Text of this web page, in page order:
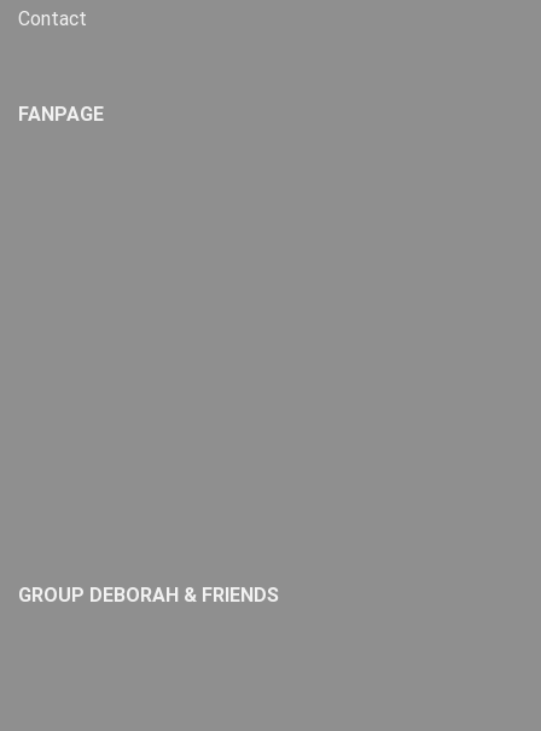
Contact
FANPAGE
GROUP DEBORAH & FRIENDS